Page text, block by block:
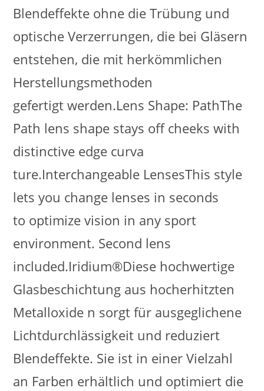
Blendeffekte ohne die Trübung und
optische Verzerrungen, die bei Gläsern
entstehen, die mit herkömmlichen
Herstellungsmethoden
gefertigt werden.Lens Shape: PathThe
Path lens shape stays off cheeks with
distinctive edge curva
ture.Interchangeable LensesThis style
lets you change lenses in seconds
to optimize vision in any sport
environment. Second lens
included.Iridium®Diese hochwertige
Glasbeschichtung aus hocherhitzten
Metalloxide n sorgt für ausgeglichene
Lichtdurchlässigkeit und reduziert
Blendeffekte. Sie ist in einer Vielzahl
an Farben erhältlich und optimiert die